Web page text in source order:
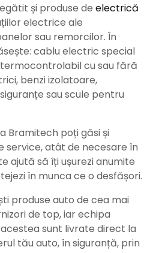
și produse de electrică
electrice ale
sau remorcilor. În
cablu electric special
cu sau fără
benzi izolatoare,
sau scule pentru
Bramitech poți găsi și
service, atât de necesare în
ajută să îți ușurezi anumite
în munca ce o desfășori.
produse auto de cea mai
de top, iar echipa
sunt livrate direct la
tău auto, în siguranță, prin